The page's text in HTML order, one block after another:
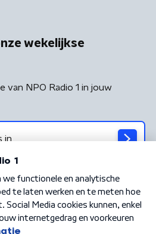
wekelijkse
van NPO Radio 1 in jouw